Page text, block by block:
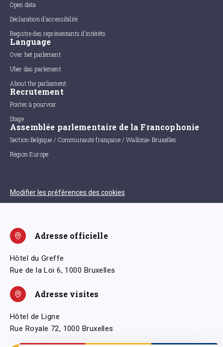
Open data
Déclaration d'accessibilité
Registre des représentants d'intérêts
Language
Over het parlement
Uber das parlement
About the parliament
Recrutement
Postes à pourvoir
Stage
Assemblée parlementaire de la Francophonie
Section Belgique / Communauté française / Wallonie-Bruxelles
Région Europe
Modifier les préférences des cookies
Adresse officielle
Hôtel du Greffe
Rue de la Loi 6, 1000 Bruxelles
Adresse visites
Hôtel de Ligne
Rue Royale 72, 1000 Bruxelles